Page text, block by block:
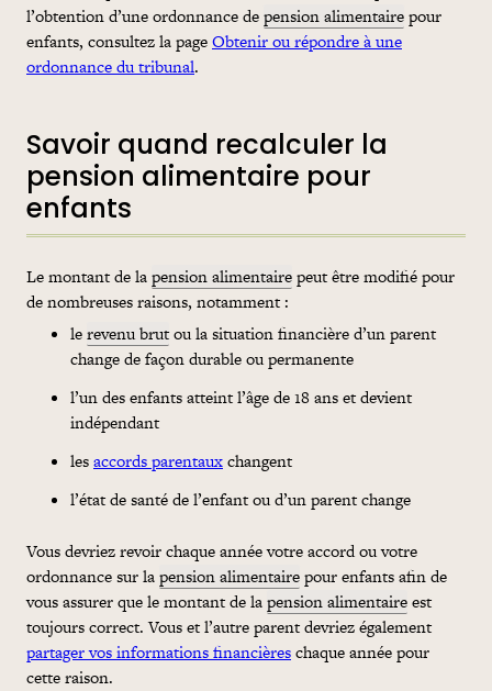
l’obtention d’une ordonnance depension alimentairepour
enfants, consultez la pageObtenir ou répondre à une
ordonnance du tribunal.
Savoir quand recalculer la
pension alimentaire pour
enfants
Le montant de lapension alimentairepeut être modifié pour
de nombreuses raisons, notamment :
lerevenu brutou la situation financière d’un parent
change de façon durable ou permanente
l’un des enfants atteint l’âge de 18 ans et devient
indépendant
lesaccords parentauxchangent
l’état de santé de l’enfant ou d’un parent change
Vous devriez revoir chaque année votre accord ou votre
ordonnance sur lapension alimentairepour enfants afin de
vous assurer que le montant de lapension alimentaireest
toujours correct. Vous et l’autre parent devriez également
partager vos informations financièreschaque année pour
cette raison.